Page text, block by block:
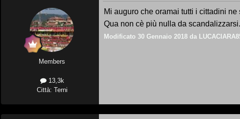
Members
13,3k
Città: Terni
Mi auguro che oramai tutti i cittadini
Qua non cè più nulla da scandalizzarsi.
Modificato 30 Gennaio 2018 da